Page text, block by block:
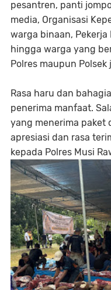
pesantren, panti
media, Organisasi
warga binaan, Pekerja
hingga warga yang
Polres maupun Polsek
​Rasa haru dan
penerima manfaat.
yang menerima paket
apresiasi dan rasa
kepada Polres Musi